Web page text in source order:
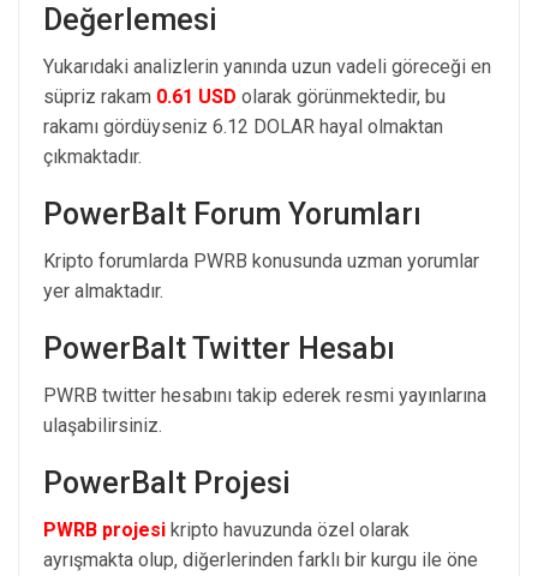
Değerlemesi
Yukarıdaki analizlerin yanında uzun vadeli göreceği en
süpriz rakam 0.61 USD olarak görünmektedir, bu
rakamı gördüyseniz 6.12 DOLAR hayal olmaktan
çıkmaktadır.
PowerBalt Forum Yorumları
Kripto forumlarda PWRB konusunda uzman yorumlar
yer almaktadır.
PowerBalt Twitter Hesabı
PWRB twitter hesabını takip ederek resmi yayınlarına
ulaşabilirsiniz.
PowerBalt Projesi
PWRB projesi kripto havuzunda özel olarak
ayrışmakta olup, diğerlerinden farklı bir kurgu ile öne